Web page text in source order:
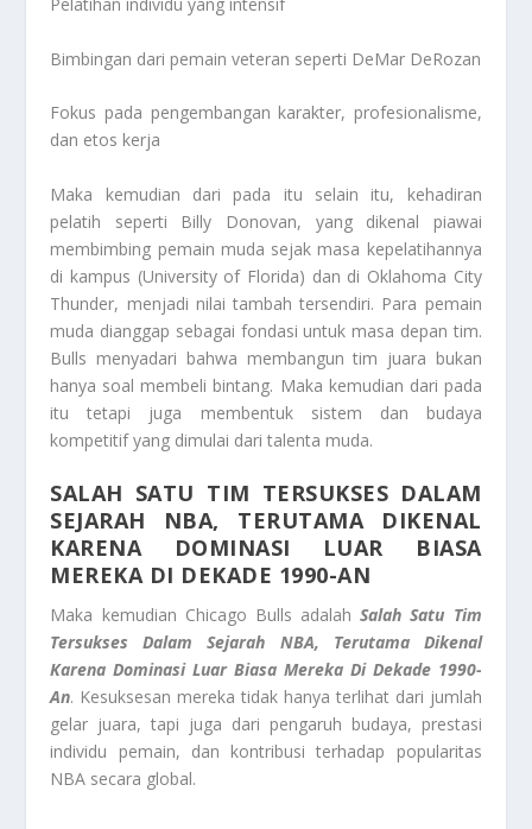
Pelatihan individu yang intensif
Bimbingan dari pemain veteran seperti DeMar DeRozan
Fokus pada pengembangan karakter, profesionalisme,
dan etos kerja
Maka kemudian dari pada itu selain itu, kehadiran
pelatih seperti Billy Donovan, yang dikenal piawai
membimbing pemain muda sejak masa kepelatihannya
di kampus (University of Florida) dan di Oklahoma City
Thunder, menjadi nilai tambah tersendiri. Para pemain
muda dianggap sebagai fondasi untuk masa depan tim.
Bulls menyadari bahwa membangun tim juara bukan
hanya soal membeli bintang. Maka kemudian dari pada
itu tetapi juga membentuk sistem dan budaya
kompetitif yang dimulai dari talenta muda.
SALAH SATU TIM TERSUKSES DALAM
SEJARAH NBA, TERUTAMA DIKENAL
KARENA DOMINASI LUAR BIASA
MEREKA DI DEKADE 1990-AN
Maka kemudian Chicago Bulls adalahSalah Satu Tim
Tersukses Dalam Sejarah NBA, Terutama Dikenal
Karena Dominasi Luar Biasa Mereka Di Dekade 1990-
An. Kesuksesan mereka tidak hanya terlihat dari jumlah
gelar juara, tapi juga dari pengaruh budaya, prestasi
individu pemain, dan kontribusi terhadap popularitas
NBA secara global.